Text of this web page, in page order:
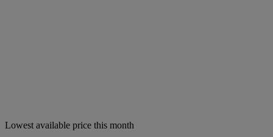
Lowest available price this month